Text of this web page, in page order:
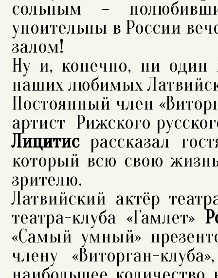
сольным –
упоительны в России
залом!
Ну и, конечно, ни один
наших любимых
Постоянный член
артист Рижского
Лицитисрассказал
который всю свою
зрителю.
Латвийский актёр
театра-клуба «Гамлет»
«Самый умный»
члену «Виторган-